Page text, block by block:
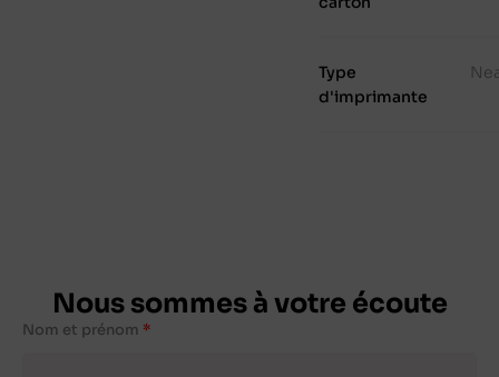
Type
d'imprimante
Nous sommes à votre écoute
Nom et prénom